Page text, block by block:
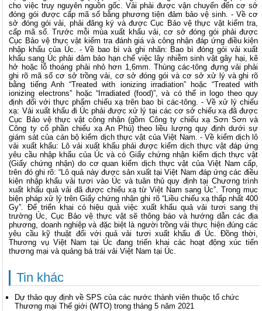
cho việc truy nguyên nguồn gốc. Vải phải được vận chuyển đến cơ sở
đóng gói được cấp mã số bằng phương tiện đảm bảo vệ sinh. - Về cơ
sở đóng gói vải, phải đăng ký và được Cục Bảo vệ thực vật kiểm tra,
cấp mã số. Trước mỗi mùa xuất khẩu vải, cơ sở đóng gói phải được
Cục Bảo vệ thực vật kiểm tra đánh giá và công nhận đáp ứng điều kiện
nhập khẩu của Úc. - Về bao bì và ghi nhãn: Bao bì đóng gói vải xuất
khẩu sang Úc phải đảm bảo hạn chế việc lây nhiễm sinh vật gây hại, kẽ
hở hoặc lỗ thoáng phải nhỏ hơn 1,6mm. Thùng các-tông đựng vải phải
ghi rõ mã số cơ sở trồng vải, cơ sở đóng gói và cơ sở xử lý và ghi rõ
bằng tiếng Anh “Treated with ionizing irradiation” hoặc “Treated with
ionizing electrons” hoặc “Irradiated (food)”, và có thể in logo theo quy
định đối với thực phẩm chiếu xạ trên bao bì các-tông. - Về xử lý chiếu
xạ: Vải xuất khẩu đi Úc phải được xử lý tại các cơ sở chiếu xạ đã được
Cục Bảo vệ thực vật công nhận (gồm Công ty chiếu xạ Sơn Sơn và
Công ty cổ phần chiếu xạ An Phú) theo liều lượng quy định dưới sự
giám sát của cán bộ kiểm dịch thực vật của Việt Nam. - Về kiểm dịch lô
vải xuất khẩu: Lô vải xuất khẩu phải được kiểm dịch thực vật đáp ứng
yêu cầu nhập khẩu của Úc và có Giấy chứng nhận kiểm dịch thực vật
(Giấy chứng nhận) do cơ quan kiểm dịch thực vật của Việt Nam cấp,
trên đó ghi rõ: “Lô quả này được sản xuất tại Việt Nam đáp ứng các điều
kiện nhập khẩu vải tươi vào Úc và tuân thủ quy định tại Chương trình
xuất khẩu quả vải đã được chiếu xạ từ Việt Nam sang Úc”. Trong mục
biện pháp xử lý trên Giấy chứng nhận ghi rõ “Liều chiếu xạ thấp nhất 400
Gy”. Để triển khai có hiệu quả việc xuất khẩu quả vải tươi sang thị
trường Úc, Cục Bảo vệ thực vật sẽ thông báo và hướng dẫn các địa
phương, doanh nghiệp và đặc biệt là người trồng vải thực hiện đúng các
yêu cầu kỹ thuật đối với quả vải tươi xuất khẩu đi Úc. Đồng thời,
Thương vụ Việt Nam tại Úc đang triển khai các hoạt động xúc tiến
thương mại và quảng bá trái vải Việt Nam tại Úc.
Tin khác
Dự thảo quy định về SPS của các nước thành viên thuộc tổ chức
Thương mại Thế giới (WTO) trong tháng 5 năm 2021